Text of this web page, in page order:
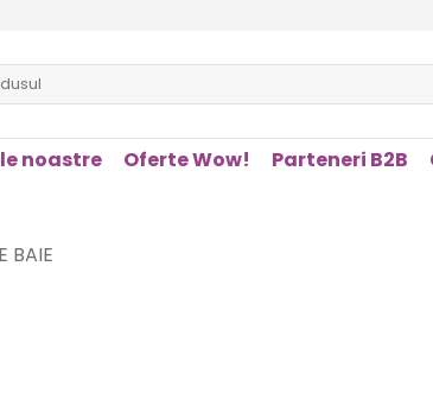
noastre Oferte Wow! Parteneri B2B
BAIE